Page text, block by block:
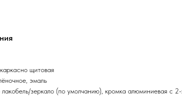
щитовая
эмаль
лакобель/зеркало (по умолчанию), кромка алюминиевая с